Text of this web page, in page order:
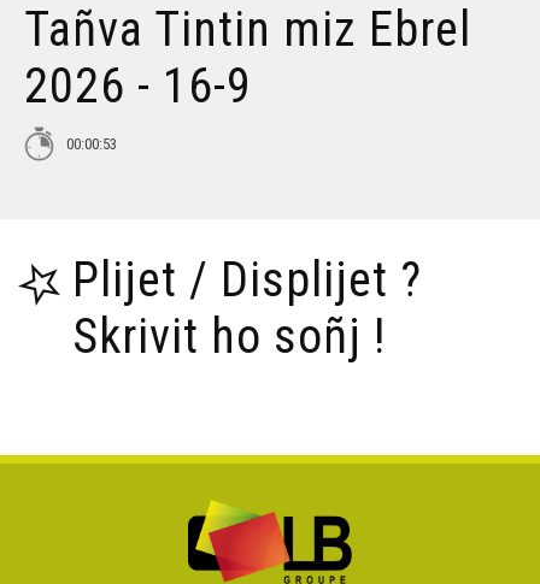
Tañva Anv ar Rozenn - stumm karrez - VBSTB
Tañva Anv ar Rozenn - stumm 9:16 - VBSTF
Tañva Anv ar Rozenn - stumm 9:16 - VBSTB
Tañva Tintin miz Ebrel
2026 - 16-9
00:00:53
Plijet / Displijet ?
Skrivit ho soñj !